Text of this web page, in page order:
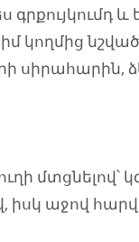
գրքույկումդ
իմ կողմից
սիրահարին,
մտցնելով՝
իսկ աջով